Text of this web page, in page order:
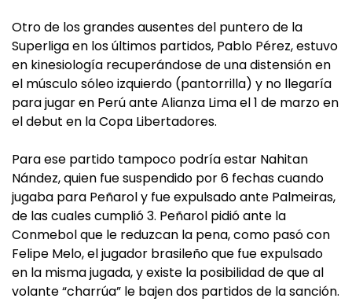
Otro de los grandes ausentes del puntero de la
Superliga en los últimos partidos, Pablo Pérez, estuvo
en kinesiología recuperándose de una distensión en
el músculo sóleo izquierdo (pantorrilla) y no llegaría
para jugar en Perú ante Alianza Lima el 1 de marzo en
el debut en la Copa Libertadores.
Para ese partido tampoco podría estar Nahitan
Nández, quien fue suspendido por 6 fechas cuando
jugaba para Peñarol y fue expulsado ante Palmeiras,
de las cuales cumplió 3. Peñarol pidió ante la
Conmebol que le reduzcan la pena, como pasó con
Felipe Melo, el jugador brasileño que fue expulsado
en la misma jugada, y existe la posibilidad de que al
volante “charrúa” le bajen dos partidos de la sanción.